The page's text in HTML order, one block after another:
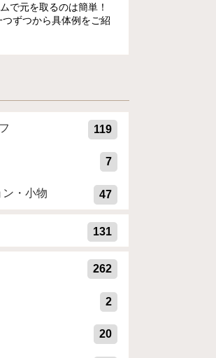
で元を取るのは簡単！
ずつから具体例をご紹
119
7
・小物 47
131
262
2
20